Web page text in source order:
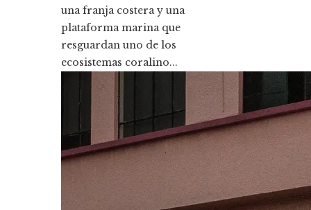
una franja costera y una
plataforma marina que
resguardan uno de los
ecosistemas coralino...